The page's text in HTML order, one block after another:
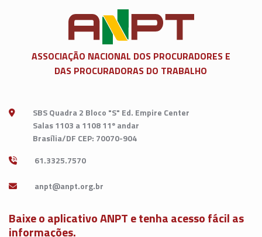
ASSOCIAÇÃO NACIONAL DOS PROCURADORES E
DAS PROCURADORAS DO TRABALHO
SBS Quadra 2 Bloco "S" Ed. Empire Center
Salas 1103 a 1108 11º andar
Brasília/DF CEP: 70070-904
61.3325.7570
Baixe o aplicativo ANPT e tenha acesso fácil as
informações.